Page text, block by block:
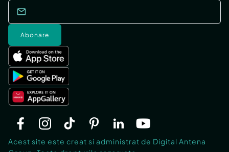
Abonare
Acest site este creat si administrat de Digital Antena